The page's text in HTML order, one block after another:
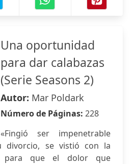
Una oportunidad
para dar calabazas
(Serie Seasons 2)
Autor: Mar Poldark
Número de Páginas: 228
«Fingió ser impenetrable
divorcio, se vistió con la
para que el dolor que